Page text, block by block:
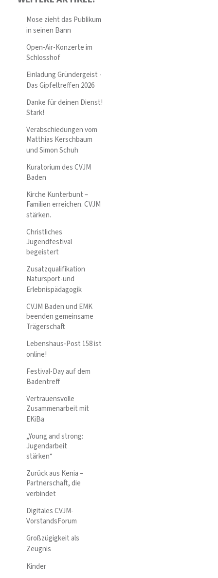
Mose zieht das Publikum
in seinen Bann
Open-Air-Konzerte im
Schlosshof
Einladung Gründergeist -
Das Gipfeltreffen 2026
Danke für deinen Dienst!
Stark!
Verabschiedungen vom
Matthias Kerschbaum
und Simon Schuh
Kuratorium des CVJM
Baden
Kirche Kunterbunt –
Familien erreichen. CVJM
stärken.
Christliches
Jugendfestival
begeistert
Zusatzqualifikation
Natursport-und
Erlebnispädagogik
CVJM Baden und EMK
beenden gemeinsame
Trägerschaft
Lebenshaus-Post 158 ist
online!
Festival-Day auf dem
Badentreff
Vertrauensvolle
Zusammenarbeit mit
EKiBa
„Young and strong:
Jugendarbeit
stärken“
Zurück aus Kenia –
Partnerschaft, die
verbindet
Digitales CVJM-
VorstandsForum
Großzügigkeit als
Zeugnis
Kinder